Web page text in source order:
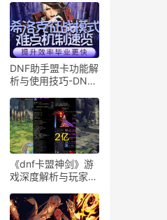
与使用方法
DNF助手盟卡功能解
析与使用技巧-DNF
提升游戏体验必备
《dnf卡盟神剑》游
戏深度解析与玩家体
戏特色及玩法详解